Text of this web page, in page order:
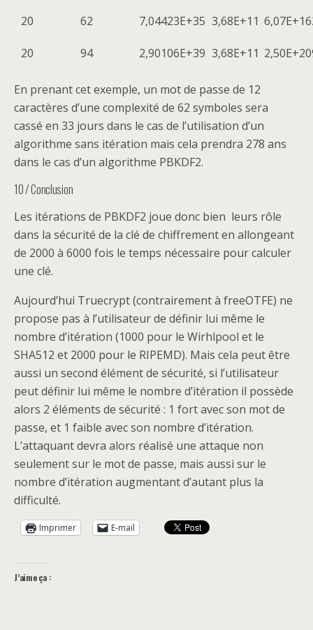
20 62 7,04423E+35 3,68E+11 6,07E+16
20 94 2,90106E+39 3,68E+11 2,50E+20
En prenant cet exemple, un mot de passe de 12
caractères d’une complexité de 62 symboles sera
cassé en 33 jours dans le cas de l’utilisation d’un
algorithme sans itération mais cela prendra 278 ans
dans le cas d’un algorithme PBKDF2.
10 / Conclusion
Les itérations de PBKDF2 joue donc bien leurs rôle
dans la sécurité de la clé de chiffrement en allongeant
de 2000 à 6000 fois le temps nécessaire pour calculer
une clé.
Aujourd’hui Truecrypt (contrairement à freeOTFE) ne
propose pas à l’utilisateur de définir lui même le
nombre d’itération (1000 pour le Wirhlpool et le
SHA512 et 2000 pour le RIPEMD). Mais cela peut être
aussi un second élément de sécurité, si l’utilisateur
peut définir lui même le nombre d’itération il possède
alors 2 éléments de sécurité : 1 fort avec son mot de
passe, et 1 faible avec son nombre d’itération.
L’attaquant devra alors réalisé une attaque non
seulement sur le mot de passe, mais aussi sur le
nombre d’itération augmentant d’autant plus la
difficulté.
Imprimer E-mail
J’aime ça :